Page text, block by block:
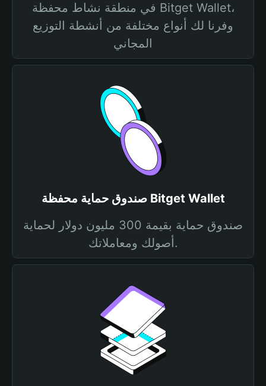
في منطقة نشاط محفظة Bitget Wallet،
وفرنا لك أنواع مختلفة من أنشطة التوزيع
المجاني
صندوق حماية محفظة Bitget Wallet
صندوق حماية بقيمة 300 مليون دولار لحماية
أصولك ومعاملاتك.